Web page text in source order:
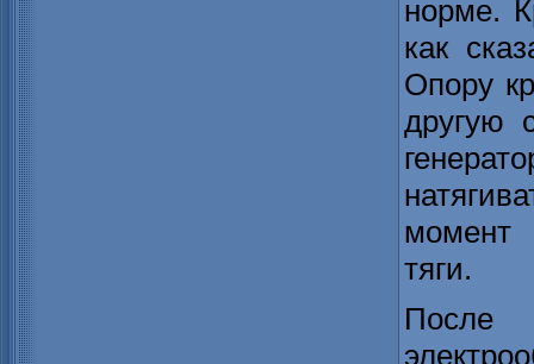
норме.
как
Опору
другую
момент
тяги.